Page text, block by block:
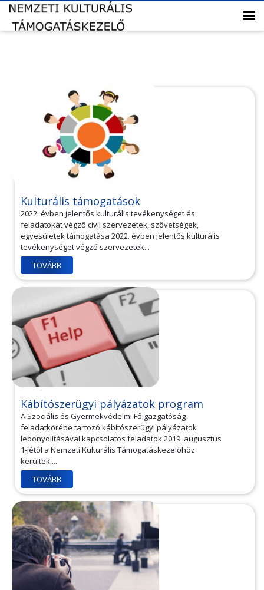
Kulturális támogatások
2022. évben jelentős kulturális tevékenységet és
feladatokat végző civil szervezetek, szövetségek,
egyesületek támogatása 2022. évben jelentős kulturális
tevékenységet végző szervezetek...
TOVÁBB
Kábítószerügyi pályázatok program
A Szociális és Gyermekvédelmi Főigazgatóság
feladatkörébe tartozó kábítószerügyi pályázatok
lebonyolításával kapcsolatos feladatok 2019. augusztus
1-jétől a Nemzeti Kulturális Támogatáskezelőhöz
kerültek....
TOVÁBB